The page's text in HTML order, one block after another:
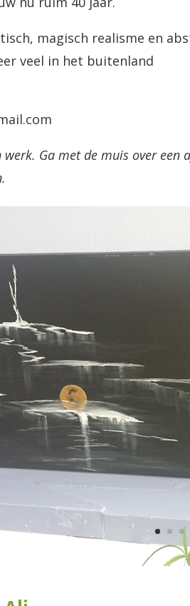
magisch realisme en
veel in het buitenland
Ga met de muis over een